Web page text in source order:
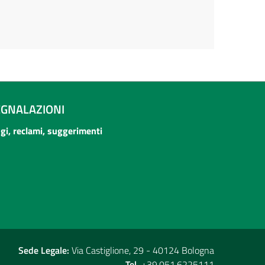
reclami, suggerimenti
Sede Legale: Via Castiglione, 29 - 40124 Bologna